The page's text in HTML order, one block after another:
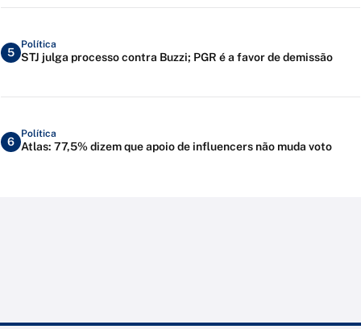
5
Política
STJ julga processo contra Buzzi; PGR é a favor de demissão
6
Política
Atlas: 77,5% dizem que apoio de influencers não muda voto